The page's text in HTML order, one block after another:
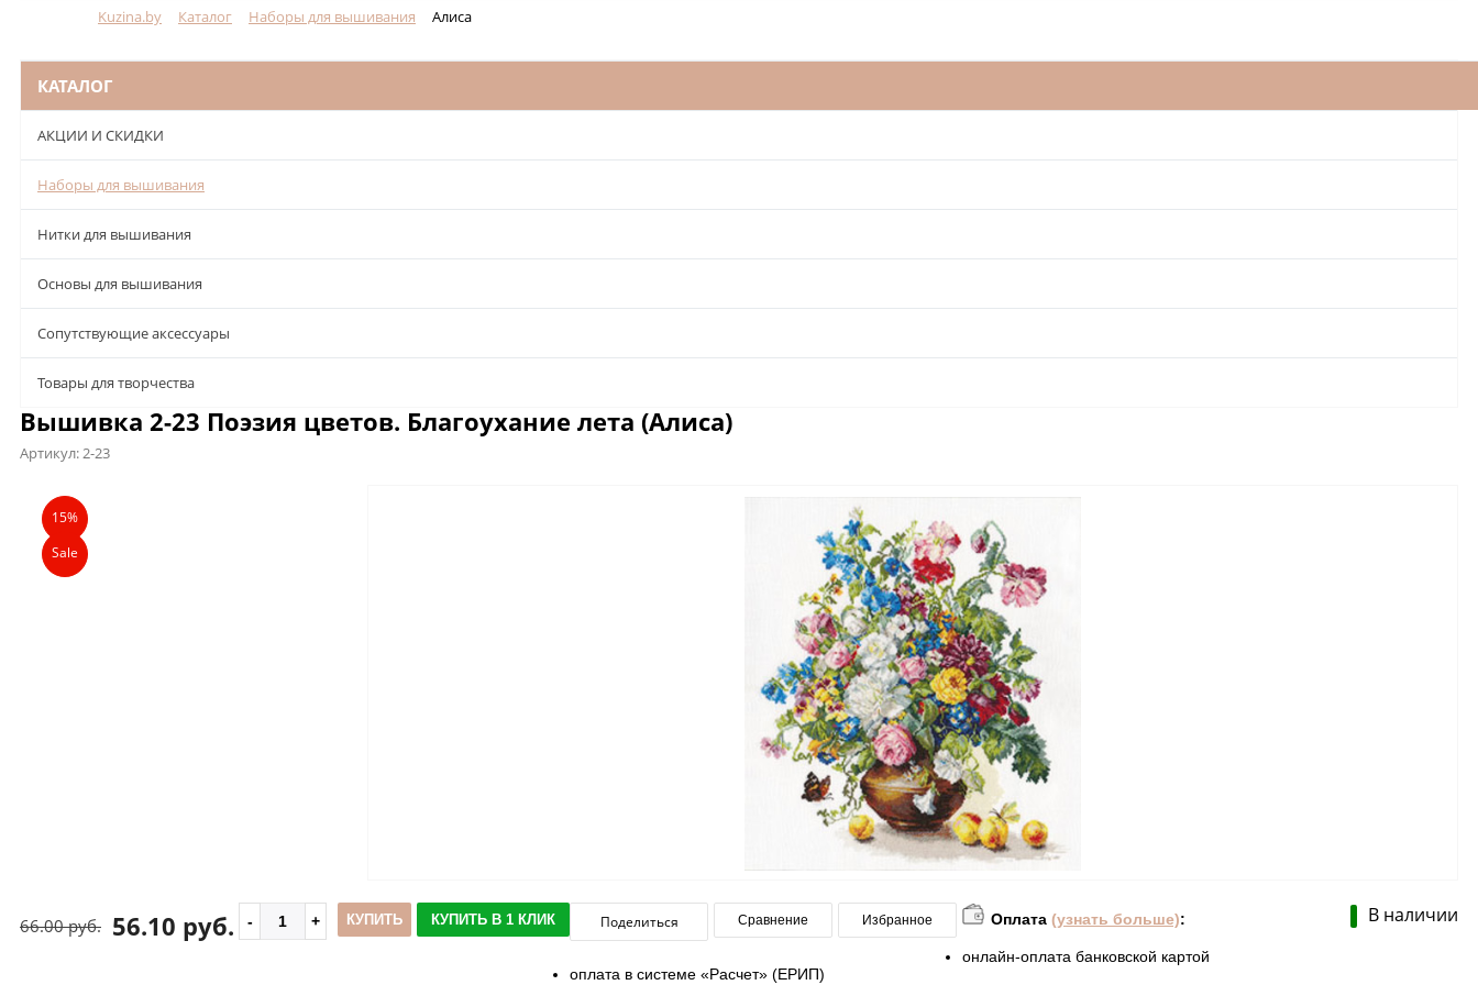
Kuzina.by Каталог Наборы для вышивания Алиса
КАТАЛОГ
АКЦИИ И СКИДКИ
Наборы для вышивания
Нитки для вышивания
Основы для вышивания
Сопутствующие аксессуары
Товары для творчества
Вышивка 2-23 Поэзия цветов. Благоухание лета (Алиса)
Артикул:2-23
Описание
15%
Sale
В наличии
56.10 руб.
66.00 руб. КУПИТЬ КУПИТЬ В 1 КЛИК Поделиться Сравнение Избранное Оплата (узнать больше):
онлайн-оплата банковской картой
оплата в системе «Расчет» (ЕРИП)